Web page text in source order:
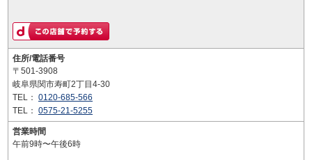
住所/電話番号
〒501-3908
岐阜県関市寿町2丁目4-30
TEL： 0120-685-566
TEL： 0575-21-5255
営業時間
午前9時〜午後6時